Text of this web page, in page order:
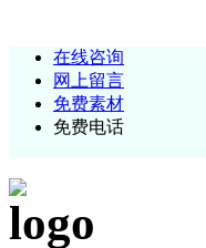
在线咨询
网上留言
免费素材
免费电话